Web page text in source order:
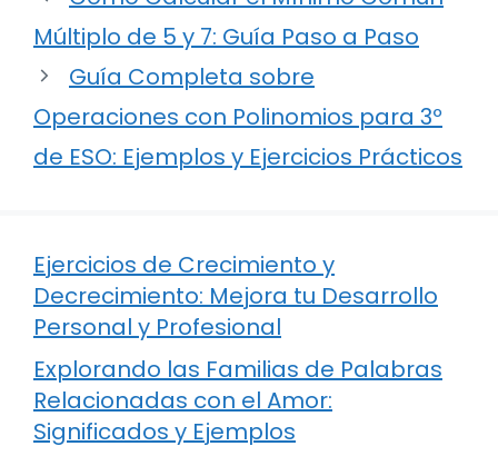
Múltiplo de 5 y 7: Guía Paso a Paso
Guía Completa sobre
Operaciones con Polinomios para 3º
de ESO: Ejemplos y Ejercicios Prácticos
Ejercicios de Crecimiento y
Decrecimiento: Mejora tu Desarrollo
Personal y Profesional
Explorando las Familias de Palabras
Relacionadas con el Amor:
Significados y Ejemplos